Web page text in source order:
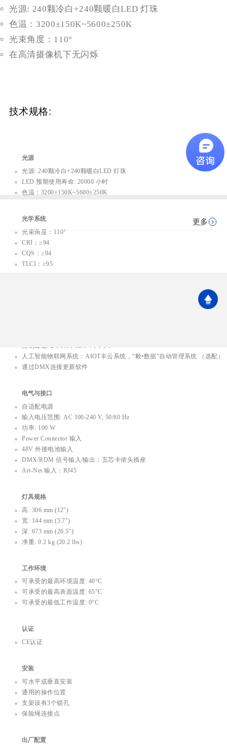
光源: 240颗冷白+240颗暖白LED 灯珠
色温：3200±150K~5600±250K
光束角度：110°
在高清摄像机下无闪烁
技术规格:
光源
光源: 240颗冷白+240颗暖白LED 灯珠
LED 预期使用寿命: 20000 小时
色温：3200±150K~5600±250K
光学系统
光束角度：110°
CRI：≥94
CQS：≥94
TLCI：≥95
控制通道: 2，3A，3B，4，5，6
人工智能物联网系统：AIOT丰云系统，“毅•数据”自动管理系统 （选配）
通过DMX连接更新软件
电气与接口
自适配电源
输入电压范围: AC 100-240 V, 50/60 Hz
功率: 100 W
Power Connector 输入
48V 外接电池输入
DMX/RDM 信号输入/输出：五芯卡侬头插座
Art-Net 输入：RJ45
灯具规格
高: 306 mm (12")
宽: 144 mm (5.7")
深: 673 mm (26.5")
净重: 9.2 kg (20.2 lbs)
工作环境
可承受的最高环境温度: 40°C
可承受的最高表面温度: 65°C
可承受的最低工作温度: 0°C
认证
CE认证
安装
可水平或垂直安装
通用的操作位置
支架设有3个锁孔
保险绳连接点
出厂配置
更多